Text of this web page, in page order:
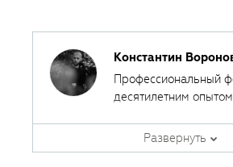
Константин
Профессиональный
десятилетним
преподавательской
По образованию
Развернуть